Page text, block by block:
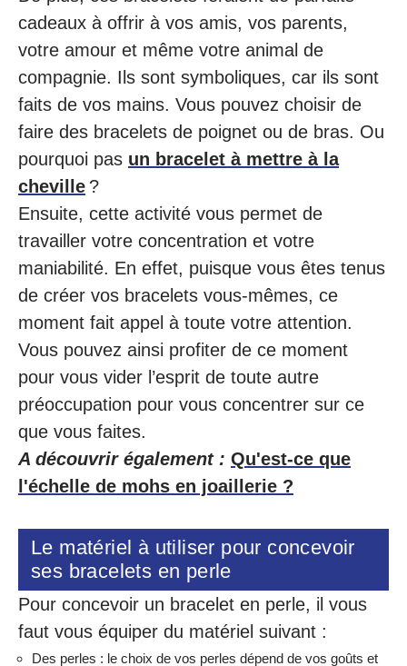
cadeaux à offrir à vos amis, vos parents,
votre amour et même votre animal de
compagnie. Ils sont symboliques, car ils sont
faits de vos mains. Vous pouvez choisir de
faire des bracelets de poignet ou de bras. Ou
pourquoi pas un bracelet à mettre à la
cheville ?
Ensuite, cette activité vous permet de
travailler votre concentration et votre
maniabilité. En effet, puisque vous êtes tenus
de créer vos bracelets vous-mêmes, ce
moment fait appel à toute votre attention.
Vous pouvez ainsi profiter de ce moment
pour vous vider l’esprit de toute autre
préoccupation pour vous concentrer sur ce
que vous faites.
A découvrir également : Qu'est-ce que
l'échelle de mohs en joaillerie ?
Le matériel à utiliser pour concevoir
ses bracelets en perle
Pour concevoir un bracelet en perle, il vous
faut vous équiper du matériel suivant :
Des perles : le choix de vos perles dépend de vos goûts et